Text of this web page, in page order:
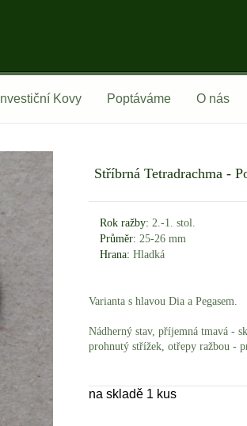
Investiční Kovy Poptáváme O nás
Stříbrná Tetradrachma -
Rok ražby: 2.-1. stol.
Průměr: 25-26 mm
Hrana: Hladká
Varianta s hlavou Dia a Pegasem.
Nádherný stav, příjemná tmavá -
prohnutý střížek, otřepy ražbou -
na skladě 1 kus